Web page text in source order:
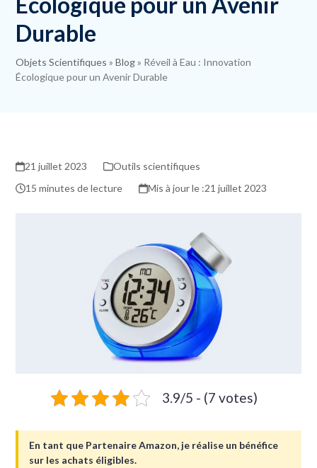
Durable
Objets Scientifiques »Blog» Réveil à Eau : Innovation
Écologique pour un Avenir Durable
21 juillet 2023
Outils scientifiques
15 minutes de lecture
21 juillet 2023
3.9/5 - (7 votes)
En tant que Partenaire Amazon, je réalise un bénéfice
sur les achats éligibles.